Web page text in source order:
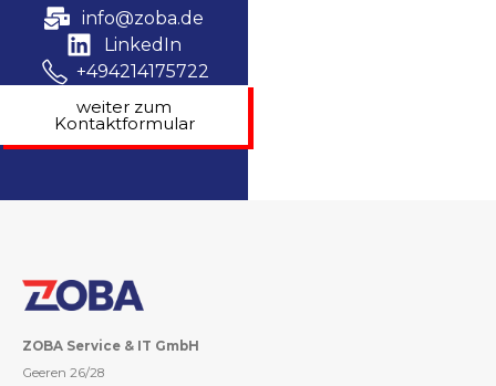
info@zoba.de
LinkedIn
+494214175722
weiter zum
Kontaktformular
ZOBA Service & IT GmbH
Geeren 26/28